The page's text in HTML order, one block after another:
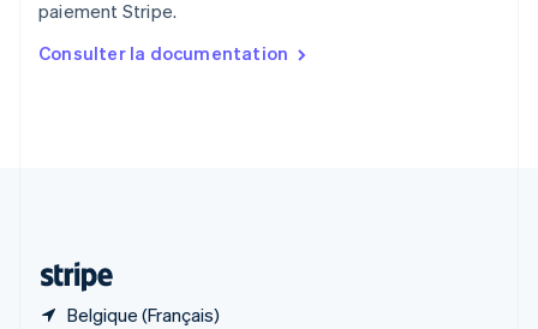
paiement Stripe.
Consulter la documentation
Belgique (Français)
English 简体中文
English